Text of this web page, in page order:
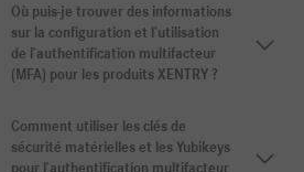
Où puis-je trouver des informations
sur la configuration et l’utilisation
de l’authentification multifacteur
(MFA) pour les produits XENTRY ?
Comment utiliser les clés de
sécurité matérielles et les Yubikeys
pour l’authentification multifacteur